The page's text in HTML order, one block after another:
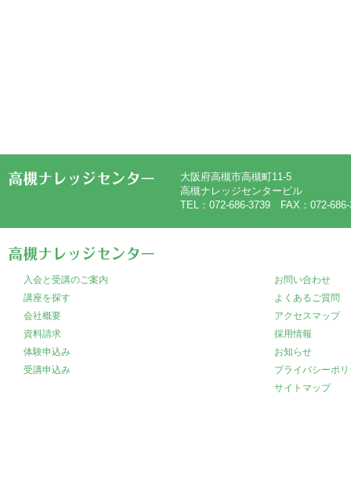
大阪府高槻市高槻町11-5
高槻ナレッジセンタービル
TEL：072-686-3739 FAX：072-686-
入会と受講のご案内
講座を探す
会社概要
資料請求
体験申込み
受講申込み
お問い合わせ
よくあるご質問
アクセスマップ
採用情報
お知らせ
プライバシーポ
サイトマップ